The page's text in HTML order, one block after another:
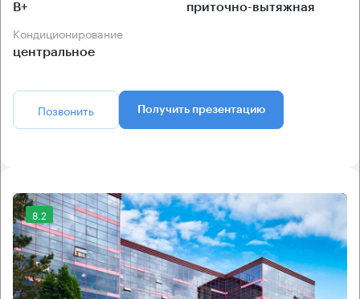
B+ приточно-вытяжная
Кондиционирование
центральное
Позвонить Получить презентацию
8.2